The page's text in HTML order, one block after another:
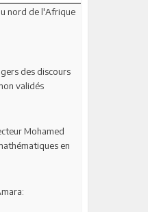
nord de l'Afrique
des discours
validés
Mohamed
en